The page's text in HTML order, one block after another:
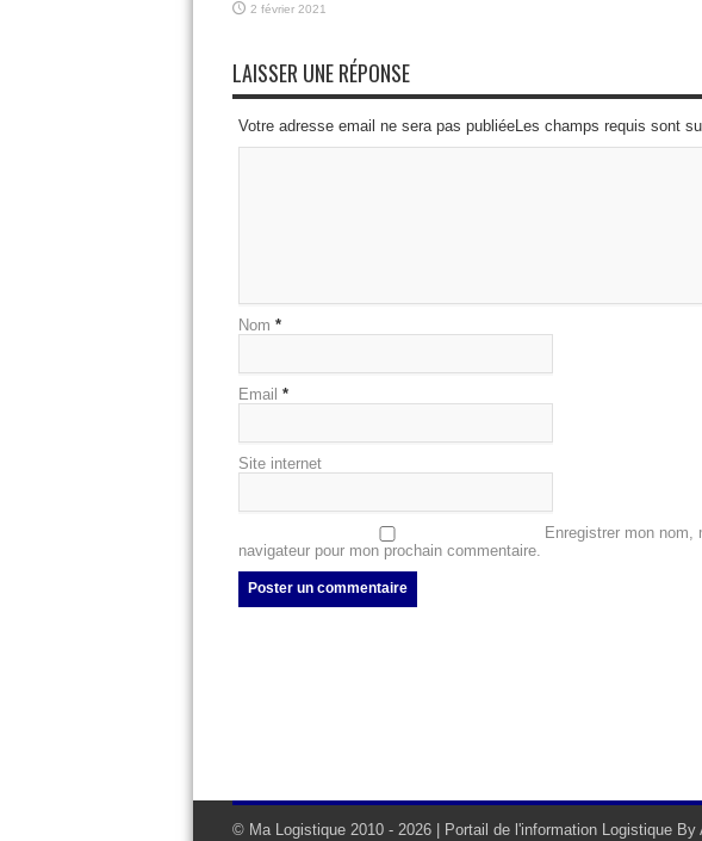
2 février 2021
LAISSER UNE RÉPONSE
Votre adresse email ne sera pas publiéeLes champs requis sont
Nom *
Email *
Site internet
Enregistrer mon
navigateur pour mon prochain commentaire.
© Ma Logistique 2010 - 2026 | Portail de l'information Logistique By